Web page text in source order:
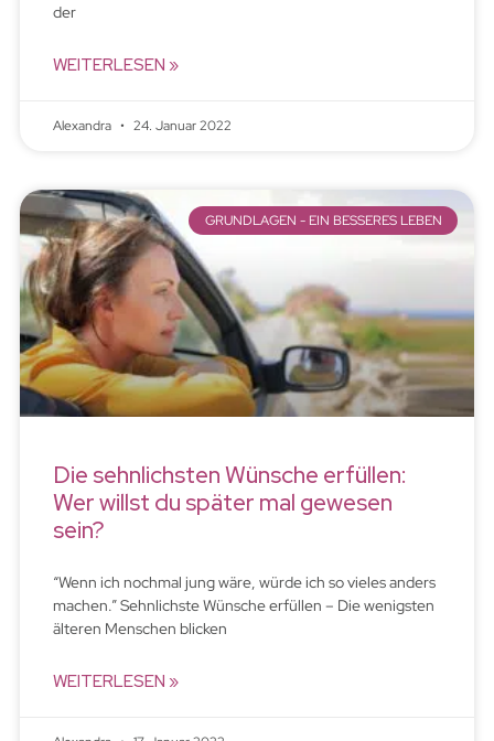
der
WEITERLESEN »
Alexandra 24. Januar 2022
GRUNDLAGEN - EIN BESSERES LEBEN
Die sehnlichsten Wünsche erfüllen:
Wer willst du später mal gewesen
sein?
“Wenn ich nochmal jung wäre, würde ich so vieles anders
machen.” Sehnlichste Wünsche erfüllen – Die wenigsten
älteren Menschen blicken
WEITERLESEN »